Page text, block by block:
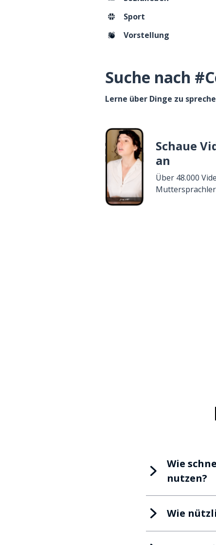
Sport
Vorstellung
Suche nach
Lerne über Dinge zu
Schaue
an
Über 48.000
Wie
nutzen?
Wie